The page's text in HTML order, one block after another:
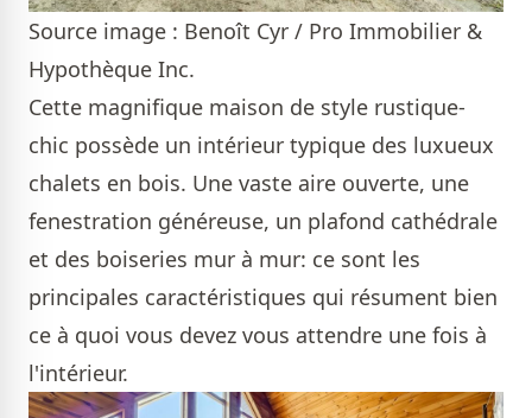
Source image : Benoît Cyr / Pro Immobilier &
Hypothèque Inc.
Cette magnifique maison de style rustique-
chic possède un intérieur typique des luxueux
chalets en bois. Une vaste aire ouverte, une
fenestration généreuse, un plafond cathédrale
et des boiseries mur à mur: ce sont les
principales caractéristiques qui résument bien
ce à quoi vous devez vous attendre une fois à
l'intérieur.